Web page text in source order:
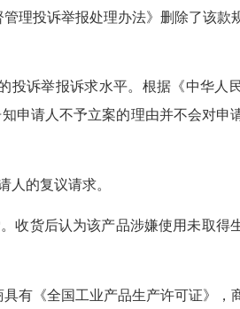
理投诉举报处理办法》删除了该款
诉举报诉求水平。根据《中华人
申请人不予立案的理由并不会对申
的复议请求。
货后认为该产品涉嫌使用未取得
有《全国工业产品生产许可证》，